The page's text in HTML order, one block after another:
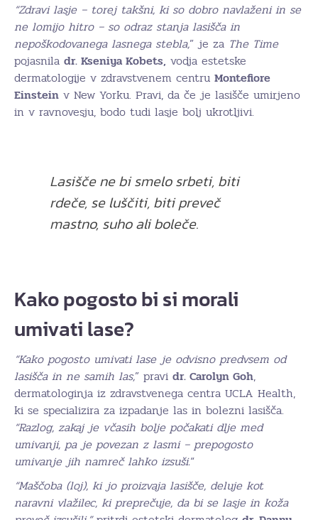
“Zdravi lasje – torej takšni, ki so dobro navlaženi in se
ne lomijo hitro – so odraz stanja lasišča in
nepoškodovanega lasnega stebla,” je za The Time
pojasnila dr. Kseniya Kobets, vodja estetske
dermatologije v zdravstvenem centru Montefiore
Einstein v New Yorku. Pravi, da če je lasišče umirjeno
in v ravnovesju, bodo tudi lasje bolj ukrotljivi.
Lasišče ne bi smelo srbeti, biti
rdeče, se luščiti, biti preveč
mastno, suho ali boleče.
Kako pogosto bi si morali
umivati lase?
“Kako pogosto umivati lase je odvisno predvsem od
lasišča in ne samih las,” pravi dr. Carolyn Goh,
dermatologinja iz zdravstvenega centra UCLA Health,
ki se specializira za izpadanje las in bolezni lasišča.
“Razlog, zakaj je včasih bolje počakati dlje med
umivanji, pa je povezan z lasmi – prepogosto
umivanje jih namreč lahko izsuši.“
“Maščoba (loj), ki jo proizvaja lasišče, deluje kot
naravni vlažilec, ki preprečuje, da bi se lasje in koža